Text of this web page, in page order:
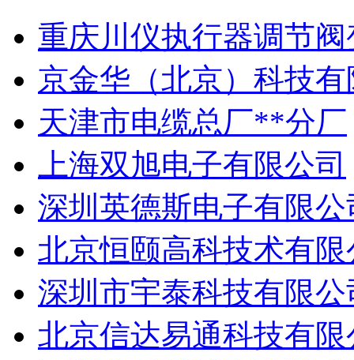
重庆川仪执行器调节
京金华（北京）科技
天津市电缆总厂**分厂
上海双旭电子有限公司
深圳英德斯电子有限公
北京恒颐高科技术有限
深圳市宇泰科技有限公
北京信达易通科技有限